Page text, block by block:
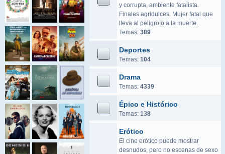
y corrupta, ambiente fatalista.
Finales agridulces. Mujer fatal que
lleva al peligro o a la muerte.
Temas: 389
Deportes
Temas: 104
Drama
Temas: 4339
Épico e Histórico
Temas: 138
Erótico
El cine erótico puede mostrar
desnudos, pero no escenas de sexo